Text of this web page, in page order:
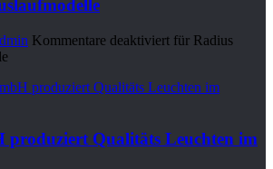
Kommentare deaktiviert für Radius
produziert Qualitäts Leuchten im